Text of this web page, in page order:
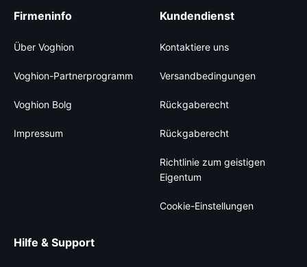
Firmeninfo
Über Voghion
Voghion-Partnerprogramm
Voghion Bolg
Impressum
Kundendienst
Kontaktiere uns
Versandbedingungen
Rückgaberecht
Rückgaberecht
Richtlinie zum geistigen
Eigentum
Cookie-Einstellungen
Hilfe & Support